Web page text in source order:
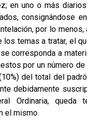
en uno o más
consignándose
por lo
los temas a tratar, el
corresponda a
por un número
del total del
debidamente
Ordinaria,
el mismo.